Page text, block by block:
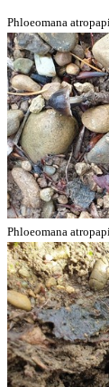
Phloeomana
Phloeomana